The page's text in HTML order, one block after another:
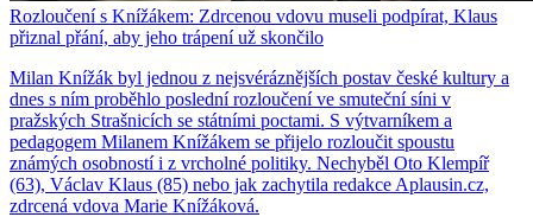
Rozloučení s Knížákem: Zdrcenou vdovu museli podpírat, Klaus
přiznal přání, aby jeho trápení už skončilo
Milan Knížák byl jednou z nejsvéráznějších postav české kultury a
dnes s ním proběhlo poslední rozloučení ve smuteční síni v
pražských Strašnicích se státními poctami. S výtvarníkem a
pedagogem Milanem Knížákem se přijelo rozloučit spoustu
známých osobností i z vrcholné politiky. Nechyběl Oto Klempíř
(63), Václav Klaus (85) nebo jak zachytila redakce Aplausin.cz,
zdrcená vdova Marie Knížáková.